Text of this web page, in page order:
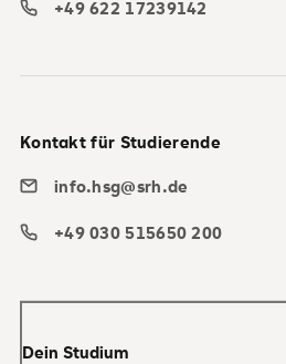
Dein Studium
+49 622 17239142
Kontakt für Studierende
info.hsg@srh.de
+49 030 515650 200